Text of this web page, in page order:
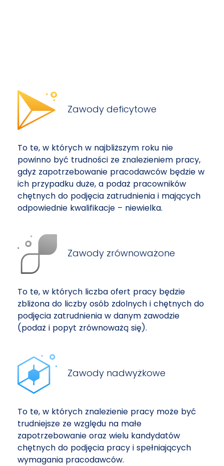
Zawody deficytowe
To te, w których w najbliższym roku nie
powinno być trudności ze znalezieniem pracy,
gdyż zapotrzebowanie pracodawców będzie w
ich przypadku duże, a podaż pracowników
chętnych do podjęcia zatrudnienia i mających
odpowiednie kwalifikacje – niewielka.
Zawody zrównoważone
To te, w których liczba ofert pracy będzie
zbliżona do liczby osób zdolnych i chętnych do
podjęcia zatrudnienia w danym zawodzie
(podaż i popyt zrównoważą się).
Zawody nadwyżkowe
To te, w których znalezienie pracy może być
trudniejsze ze względu na małe
zapotrzebowanie oraz wielu kandydatów
chętnych do podjęcia pracy i spełniających
wymagania pracodawców.